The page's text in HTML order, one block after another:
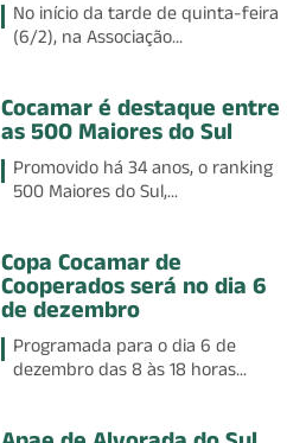
No início da tarde de quinta-feira
(6/2), na Associação...
Cocamar é destaque entre
as 500 Maiores do Sul
Promovido há 34 anos, o ranking
500 Maiores do Sul,...
Copa Cocamar de
Cooperados será no dia 6
de dezembro
Programada para o dia 6 de
dezembro das 8 às 18 horas...